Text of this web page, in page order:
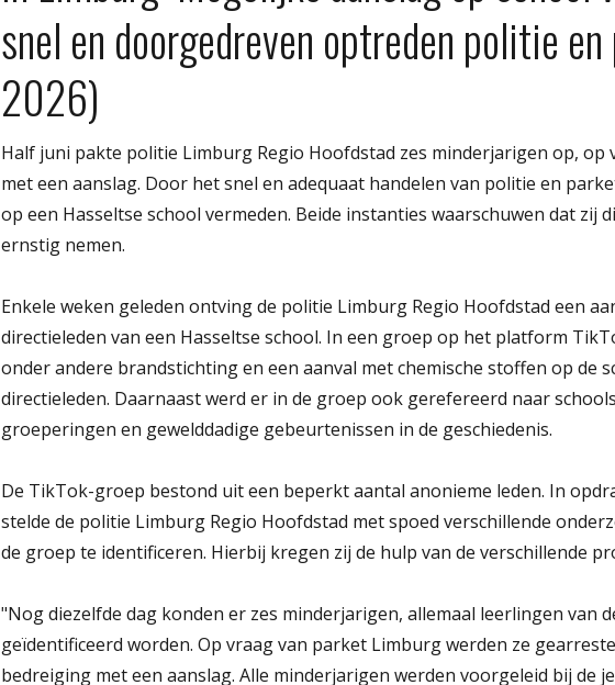
snel en doorgedreven optreden politie
2026)
Half juni pakte politie Limburg Regio Hoofdstad zes minderjarigen op, op
met een aanslag. Door het snel en adequaat handelen van politie en
op een Hasseltse school vermeden. Beide instanties waarschuwen dat zij
ernstig nemen.
Enkele weken geleden ontving de politie Limburg Regio Hoofdstad een
directieleden van een Hasseltse school. In een groep op het platform
onder andere brandstichting en een aanval met chemische stoffen op de
directieleden. Daarnaast werd er in de groep ook gerefereerd naar
groeperingen en gewelddadige gebeurtenissen in de geschiedenis.
De TikTok-groep bestond uit een beperkt aantal anonieme leden. In
stelde de politie Limburg Regio Hoofdstad met spoed verschillende
de groep te identificeren. Hierbij kregen zij de hulp van de verschillende
"Nog diezelfde dag konden er zes minderjarigen, allemaal leerlingen van
geïdentificeerd worden. Op vraag van parket Limburg werden ze
bedreiging met een aanslag. Alle minderjarigen werden voorgeleid bij de